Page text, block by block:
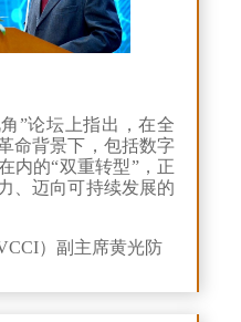
”论坛上指出，在全
命背景下，包括数字
内的“双重转型”，正
、迈向可持续发展的
）副主席黄光防